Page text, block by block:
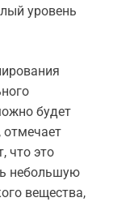
уровень
будет
отмечает
что это
небольшую
вещества,